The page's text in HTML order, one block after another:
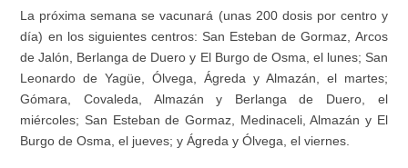
La próxima semana se vacunará (unas 200 dosis por centro y
día) en los siguientes centros: San Esteban de Gormaz, Arcos
de Jalón, Berlanga de Duero y El Burgo de Osma, el lunes; San
Leonardo de Yagüe, Ólvega, Ágreda y Almazán, el martes;
Gómara, Covaleda, Almazán y Berlanga de Duero, el
miércoles; San Esteban de Gormaz, Medinaceli, Almazán y El
Burgo de Osma, el jueves; y Ágreda y Ólvega, el viernes.